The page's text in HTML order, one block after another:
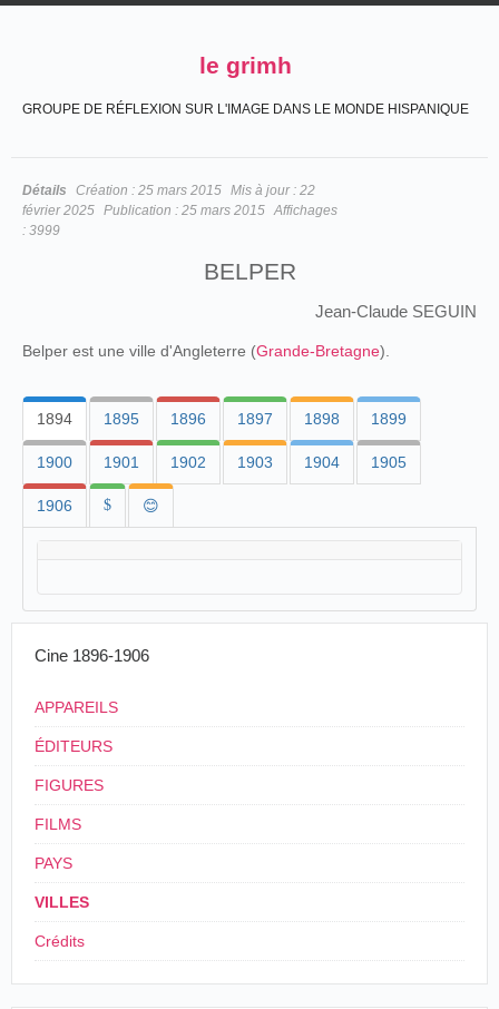
le grimh
GROUPE DE RÉFLEXION SUR L'IMAGE DANS LE MONDE HISPANIQUE
Détails Création : 25 mars 2015 Mis à jour : 22
février 2025 Publication : 25 mars 2015 Affichages
: 3999
BELPER
Jean-Claude SEGUIN
Belper est une ville d'Angleterre (Grande-Bretagne).
1894 1895 1896 1897 1898 1899
1900 1901 1902 1903 1904 1905
1906 $ 😊
Cine 1896-1906
APPAREILS
ÉDITEURS
FIGURES
FILMS
PAYS
VILLES
Crédits